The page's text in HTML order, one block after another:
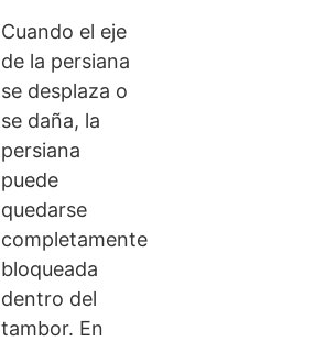
Cuando el eje
de la persiana
se desplaza o
se daña, la
persiana
puede
quedarse
completamente
bloqueada
dentro del
tambor. En